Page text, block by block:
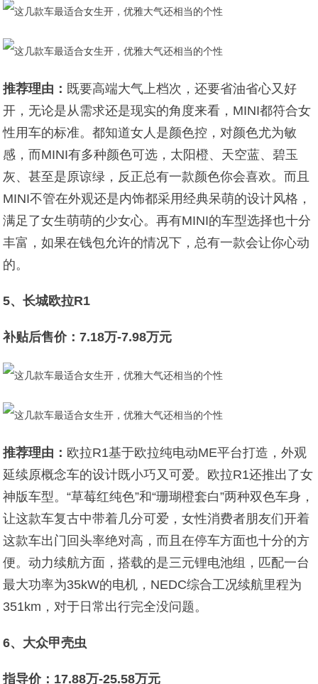
推荐理由： 既要高端大气上档次，还要省油省心又好
开，无论是从需求还是现实的角度来看，MINI都符合女
性用车的标准。都知道女人是颜色控，对颜色尤为敏
感，而MINI有多种颜色可选，太阳橙、天空蓝、碧玉
灰、甚至是原谅绿，反正总有一款颜色你会喜欢。而且
MINI不管在外观还是内饰都采用经典呆萌的设计风格，
满足了女生萌萌的少女心。再有MINI的车型选择也十分
丰富，如果在钱包允许的情况下，总有一款会让你心动
的。
5、长城欧拉R1
补贴后售价：7.18万-7.98万元
推荐理由： 欧拉R1基于欧拉纯电动ME平台打造，外观
延续原概念车的设计既小巧又可爱。欧拉R1还推出了女
神版车型。“草莓红纯色”和“珊瑚橙套白”两种双色车身，
让这款车复古中带着几分可爱，女性消费者朋友们开着
这款车出门回头率绝对高，而且在停车方面也十分的方
便。动力续航方面，搭载的是三元锂电池组，匹配一台
最大功率为35kW的电机，NEDC综合工况续航里程为
351km，对于日常出行完全没问题。
6、大众甲壳虫
指导价：17.88万-25.58万元